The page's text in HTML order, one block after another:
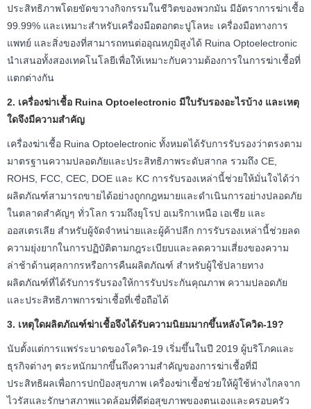
ประสิทธิภาพโดยขัดขวางกิจกรรมในชีวิตของพวกมัน มีอัตราการฆ่าเชื้อ
99.99% และเหมาะสำหรับเครื่องมือตอกตะปูโลหะ เครื่องมือทางการ
แพทย์ และสิ่งของที่สามารถทนต่ออุณหภูมิสูงได้ Ruina Optoelectronic
นำเสนอทั้งสองเทคโนโลยีเพื่อให้เหมาะกับความต้องการในการฆ่าเชื้อที่
แตกต่างกัน
2. เครื่องฆ่าเชื้อ Ruina Optoelectronic มีใบรับรองอะไรบ้าง และเหตุ
ใดจึงมีความสำคัญ
เครื่องฆ่าเชื้อ Ruina Optoelectronic ทั้งหมดได้รับการรับรองว่าตรงตาม
มาตรฐานความปลอดภัยและประสิทธิภาพระดับสากล รวมถึง CE,
ROHS, FCC, CEC, DOE และ KC การรับรองเหล่านี้ช่วยให้มั่นใจได้ว่า
ผลิตภัณฑ์สามารถขายได้อย่างถูกกฎหมายและดำเนินการอย่างปลอดภัย
ในตลาดสำคัญๆ ทั่วโลก รวมถึงยุโรป อเมริกาเหนือ เอเชีย และ
ออสเตรเลีย สำหรับผู้จัดจำหน่ายและผู้ค้าปลีก การรับรองเหล่านี้ช่วยลด
ความยุ่งยากในการปฏิบัติตามกฎระเบียบและลดความเสี่ยงของความ
ล่าช้าด้านศุลกากรหรือการคืนผลิตภัณฑ์ สำหรับผู้ใช้ปลายทาง
ผลิตภัณฑ์ที่ได้รับการรับรองให้การรับประกันคุณภาพ ความปลอดภัย
และประสิทธิภาพการฆ่าเชื้อที่เชื่อถือได้
3. เหตุใดผลิตภัณฑ์ฆ่าเชื้อจึงได้รับความนิยมมากขึ้นหลังโควิด-19?
นับตั้งแต่การแพร่ระบาดของโควิด-19 เริ่มขึ้นในปี 2019 ผู้บริโภคและ
ธุรกิจต่างๆ ตระหนักมากขึ้นถึงความสำคัญของการฆ่าเชื้อที่มี
ประสิทธิผลเพื่อการปกป้องสุขภาพ เครื่องฆ่าเชื้อช่วยให้ผู้ใช้ห่างไกลจาก
ไวรัสและรักษาสภาพแวดล้อมที่ดีต่อสุขภาพของตนเองและครอบครัว